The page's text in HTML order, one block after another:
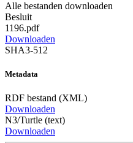
Alle bestanden downloaden
Besluit
1196.pdf
Downloaden
SHA3-512
Metadata
RDF bestand (XML)
Downloaden
N3/Turtle (text)
Downloaden